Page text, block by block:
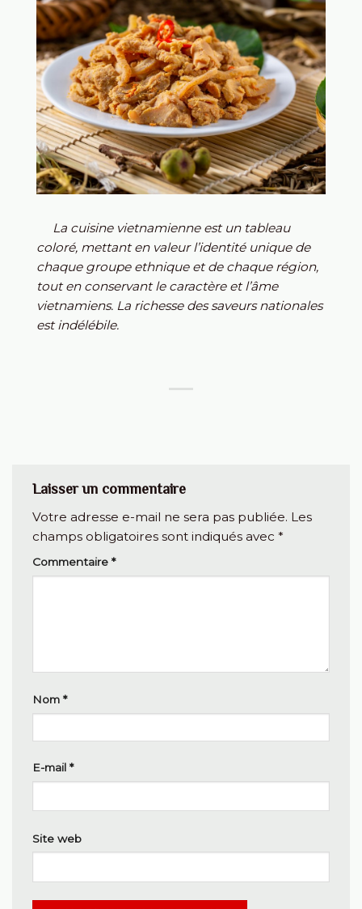
La cuisine vietnamienne est un tableau
coloré, mettant en valeur l’identité unique de
chaque groupe ethnique et de chaque région,
tout en conservant le caractère et l’âme
vietnamiens. La richesse des saveurs nationales
est indélébile.
Laisser un commentaire
Votre adresse e-mail ne sera pas publiée. Les
champs obligatoires sont indiqués avec *
Commentaire *
Nom *
E-mail *
Site web